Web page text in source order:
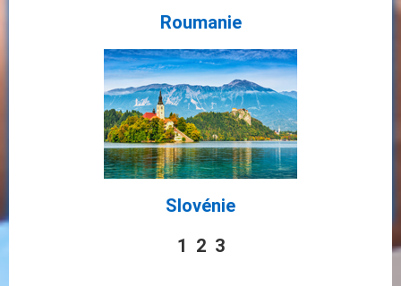
Roumanie
Slovénie
1 2 3